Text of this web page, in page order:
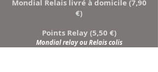
Mondial Relais livré à domicile (7,90
€)
Points Relay (5,50 €)
Mondial relay ou Relais colis